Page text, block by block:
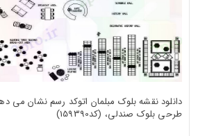
دانلود نقشه بلوک مبلمان اتوکد رسم نشان می
طرحی بلوک صندلی، (کد159390)